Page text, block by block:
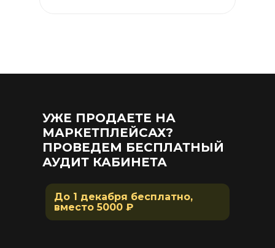
До 1 декабря бесплатно,
вместо 5000 ₽
УЖЕ ПРОДАЕТЕ НА
МАРКЕТПЛЕЙСАХ?
ПРОВЕДЕМ БЕСПЛАТНЫЙ
АУДИТ КАБИНЕТА